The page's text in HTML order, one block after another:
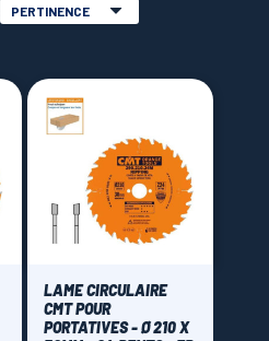
PERTINENCE
LAME CIRCULAIRE
CMT POUR
PORTATIVES - Ø 210 X